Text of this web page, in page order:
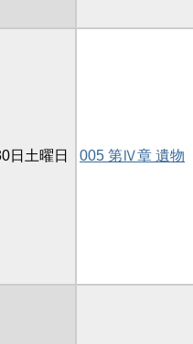
日土曜日 005 第Ⅳ章 遺物